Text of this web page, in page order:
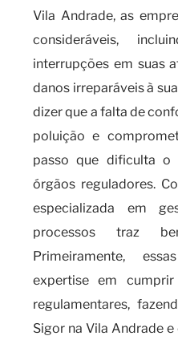
Vila Andrade, as
consideráveis,
interrupções em suas
danos irreparáveis à
dizer que a falta de
poluição e
passo que dificulta
órgãos reguladores.
especializada em
processos traz
Primeiramente,
expertise em
regulamentares,
Sigor na Vila Andrade